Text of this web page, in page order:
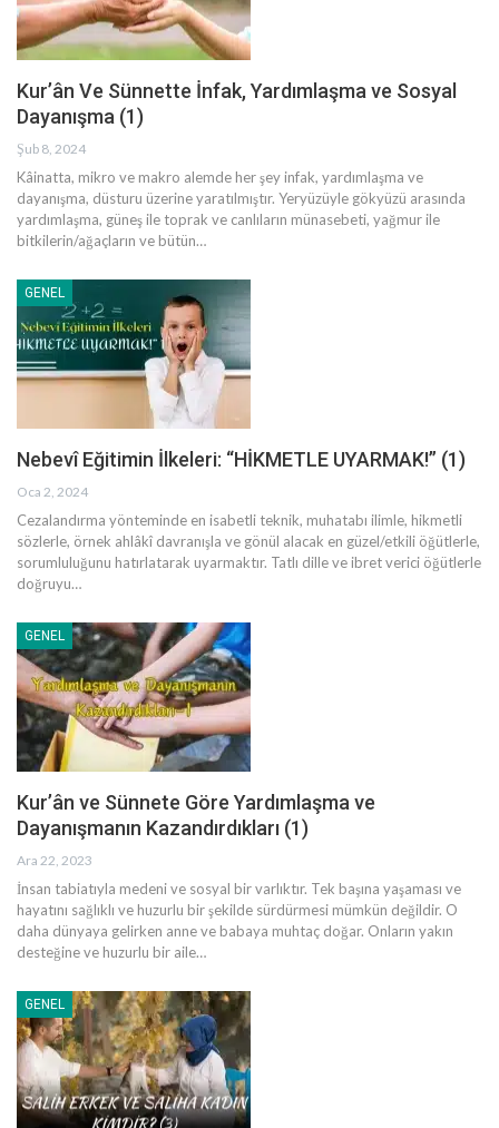
Kur’ân Ve Sünnette İnfak, Yardımlaşma ve Sosyal
Dayanışma (1)
Şub 8, 2024
Kâinatta, mikro ve makro alemde her şey infak, yardımlaşma ve
dayanışma, düsturu üzerine yaratılmıştır. Yeryüzüyle gökyüzü arasında
yardımlaşma, güneş ile toprak ve canlıların münasebeti, yağmur ile
bitkilerin/ağaçların ve bütün…
GENEL
Nebevî Eğitimin İlkeleri: “HİKMETLE UYARMAK!” (1)
Oca 2, 2024
Cezalandırma yönteminde en isabetli teknik, muhatabı ilimle, hikmetli
sözlerle, örnek ahlâkî davranışla ve gönül alacak en güzel/etkili öğütlerle,
sorumluluğunu hatırlatarak uyarmaktır. Tatlı dille ve ibret verici öğütlerle
doğruyu…
GENEL
Kur’ân ve Sünnete Göre Yardımlaşma ve
Dayanışmanın Kazandırdıkları (1)
Ara 22, 2023
İnsan tabiatıyla medeni ve sosyal bir varlıktır. Tek başına yaşaması ve
hayatını sağlıklı ve huzurlu bir şekilde sürdürmesi mümkün değildir. O
daha dünyaya gelirken anne ve babaya muhtaç doğar. Onların yakın
desteğine ve huzurlu bir aile…
GENEL